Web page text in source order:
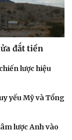
đắt tiền
lược hiệu
yếu Mỹ và Tổng
lược Anh vào